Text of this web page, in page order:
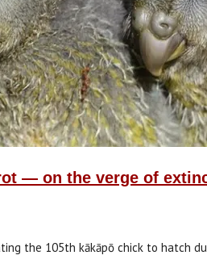
— on the verge of
the 105th kākāpō chick to hatch